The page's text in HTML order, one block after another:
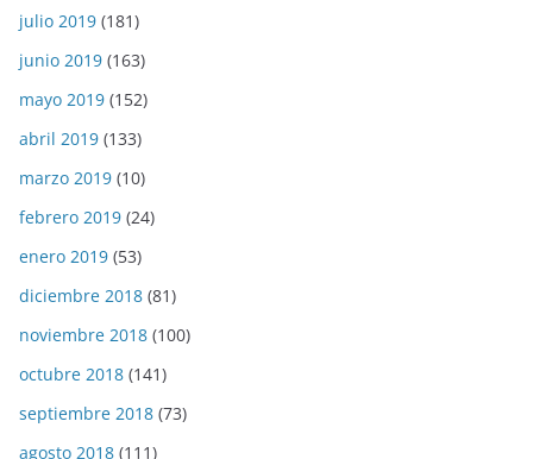
julio 2019 (181)
junio 2019 (163)
mayo 2019 (152)
abril 2019 (133)
marzo 2019 (10)
febrero 2019 (24)
enero 2019 (53)
diciembre 2018 (81)
noviembre 2018 (100)
octubre 2018 (141)
septiembre 2018 (73)
agosto 2018 (111)